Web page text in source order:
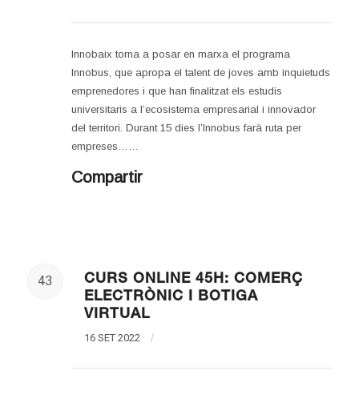
Innobaix torna a posar en marxa el programa
Innobus, que apropa el talent de joves amb inquietuds
emprenedores i que han finalitzat els estudis
universitaris a l’ecosistema empresarial i innovador
del territori. Durant 15 dies l’Innobus farà ruta per
empreses……
Compartir
43
CURS ONLINE 45H: COMERÇ
ELECTRÒNIC I BOTIGA
VIRTUAL
16 SET 2022 /